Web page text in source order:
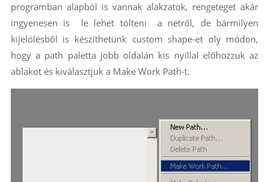
programban alapból is vannak alakzatok, rengeteget akár
ingyenesen is le lehet tölteni a netről, de bármilyen
kijelölésből is készíthetünk custom shape-et oly módon,
hogy a path paletta jobb oldalán kis nyíllal előhozzuk az
ablakot és kiválasztjuk a Make Work Path-t.